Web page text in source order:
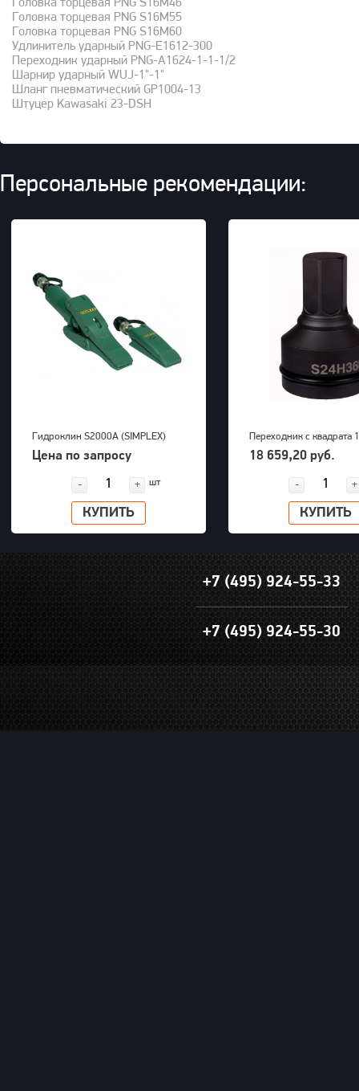
Головка торцевая PNG S16M46
Головка торцевая PNG S16M55
Головка торцевая PNG S16M60
Удлинитель ударный PNG-E1612-300
Переходник ударный PNG-A1624-1-1-1/2
Шарнир ударный WUJ-1"-1"
Шланг пневматический GP1004-13
Штуцер Kawasaki 23-DSH
Персональные рекомендации:
Гидроклин S2000A (SIMPLEX)
Цена по запросу
- + шт
КУПИТЬ
Переходник с квадрата
внешний шестигранник
18 659,20 руб.
- +
КУПИТЬ
+7 (495) 924-55-33
+7 (495) 924-55-30